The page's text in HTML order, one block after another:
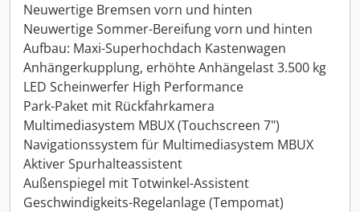
Neuwertige Bremsen vorn und hinten
Neuwertige Sommer-Bereifung vorn und hinten
Aufbau: Maxi-Superhochdach Kastenwagen
Anhängerkupplung, erhöhte Anhängelast 3.500 kg
LED Scheinwerfer High Performance
Park-Paket mit Rückfahrkamera
Multimediasystem MBUX (Touchscreen 7")
Navigationssystem für Multimediasystem MBUX
Aktiver Spurhalteassistent
Außenspiegel mit Totwinkel-Assistent
Geschwindigkeits-Regelanlage (Tempomat)